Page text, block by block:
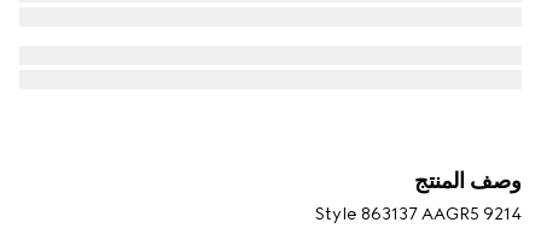
وصف المنتج
Style ‎863137 AAGR5 9214